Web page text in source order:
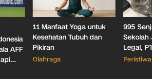
AFF
11 Manfaat Yoga untuk
Kesehatan Tubuh dan
Pikiran
Olahraga
995
Sekolah
Legal,
Izin
Peristiwa